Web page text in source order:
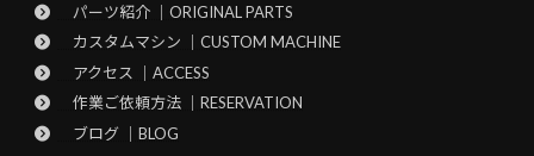
パーツ紹介 ｜ORIGINAL PARTS
カスタムマシン ｜CUSTOM MACHINE
アクセス ｜ACCESS
作業ご依頼方法 ｜RESERVATION
ブログ ｜BLOG